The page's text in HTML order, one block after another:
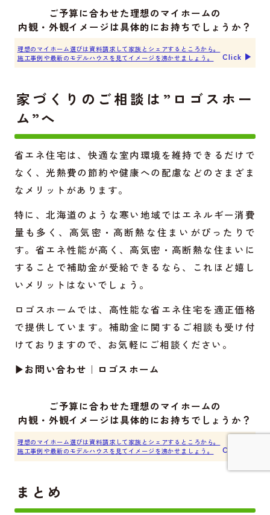
ご予算に合わせた理想のマイホームの
内観・外観イメージは具体的にお持ちでしょうか？
理想のマイホーム選びは資料請求して家族とシェアするところから。
施工事例や最新のモデルハウスを見てイメージを沸かせましょう。
Click ▶︎
家づくりのご相談は”ロゴスホー
ム”へ
省エネ住宅は、快適な室内環境を維持できるだけで
なく、光熱費の節約や健康への配慮などのさまざま
なメリットがあります。
特に、北海道のような寒い地域ではエネルギー消費
量も多く、高気密・高断熱な住まいがぴったりで
す。省エネ性能が高く、高気密・高断熱な住まいに
することで補助金が受給できるなら、これほど嬉し
いメリットはないでしょう。
ロゴスホームでは、高性能な省エネ住宅を適正価格
で提供しています。補助金に関するご相談も受け付
けておりますので、お気軽にご相談ください。
▶お問い合わせ｜ロゴスホーム
ご予算に合わせた理想のマイホームの
内観・外観イメージは具体的にお持ちでしょうか？
理想のマイホーム選びは資料請求して家族とシェアするところから。
施工事例や最新のモデルハウスを見てイメージを沸かせましょう。
Click ▶︎
まとめ